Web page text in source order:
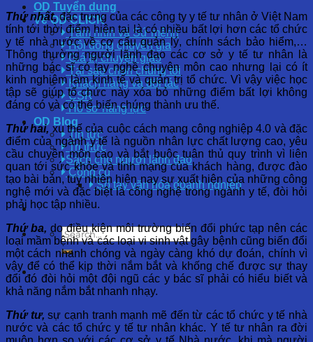
OD Tuyển dụng
Về OD CLICK
Tầm nhìn và Sứ mệnh
Hội đồng chuyên gia
Giá trị chuyển giao
Tại sao chọn chúng tôi
Khách hàng và đối tác
CSR
Hồ sơ năng lực
OD Blog
Tin tức
Tri thức
Sách cho người lãnh đạo
Công cụ
Sổ tay văn hóa doanh nghiệp
Thứ nhất,đặc trưng của các công ty y tế tư nhân ở Việt Nam
tính tới thời điểm hiện tại là có nhiều bất lợi hơn các tổ chức
y tế nhà nước về cơ cấu quản lý, chính sách bảo hiểm,…
Thông thường người lãnh đạo các cơ sở y tế tư nhân là
những bác sĩ có tay nghề chuyên môn cao nhưng lại có ít
kinh nghiệm làm kinh tế và quản trị tổ chức. Vì vậy việc học
tập sẽ giúp tổ chức này xóa bỏ những điểm bất lợi không
đáng có và có thể biến chúng thành ưu thế.
Thứ hai, xu thế của cuộc cách mạng công nghiệp 4.0 và đặc
điểm của ngành y tế là nguồn nhân lực chất lượng cao, yêu
cầu chuyên môn cao và bắt buộc tuân thủ quy trình vì liên
quan tới sức khỏe và tính mạng của khách hàng, được đào
tạo bài bản, tuy nhiên hiện nay sự xuất hiện của những công
nghệ mới và đặc biệt là công nghệ trong ngành y tế, đòi hỏi
phải học tập nhiều.
Thứ ba, do điều kiện môi trường biến đổi phức tạp nên các
loại mầm bệnh và các loại vi sinh vật gây bệnh cũng biến đổi
một cách nhanh chóng và ngày càng khó dự đoán, chính vì
vậy để có thể kịp thời nắm bắt và khống chế được sự thay
đổi đó đòi hỏi một đội ngũ các y bác sĩ phải có hiểu biết và
khả năng nắm bắt nhanh nhạy.
Thứ tư, sự cạnh tranh mạnh mẽ đến từ các tổ chức y tế nhà
nước và các tổ chức y tế tư nhân khác. Y tế tư nhân ra đời